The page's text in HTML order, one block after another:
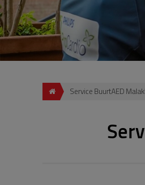
Service BuurtAED